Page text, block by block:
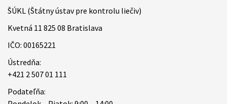
ŠÚKL (Štátny ústav pre kontrolu liečiv)
Kvetná 11 825 08 Bratislava
IČO: 00165221
Ústredňa:
+421 2 507 01 111
Podateľňa: